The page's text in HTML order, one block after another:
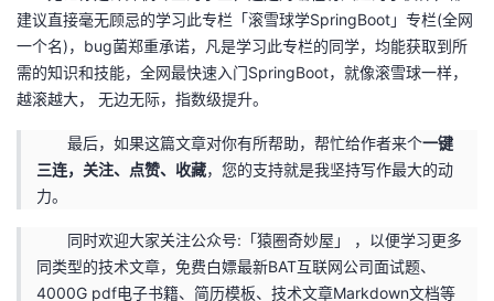
建议直接毫无顾忌的学习此专栏「滚雪球学SpringBoot」专栏(全网
一个名)，bug菌郑重承诺，凡是学习此专栏的同学，均能获取到所
需的知识和技能，全网最快速入门SpringBoot，就像滚雪球一样，
越滚越大， 无边无际，指数级提升。
最后，如果这篇文章对你有所帮助，帮忙给作者来个一键
三连，关注、点赞、收藏，您的支持就是我坚持写作最大的动
力。
同时欢迎大家关注公众号:「猿圈奇妙屋」 ，以便学习更多
同类型的技术文章，免费白嫖最新BAT互联网公司面试题、
4000G pdf电子书籍、简历模板、技术文章Markdown文档等